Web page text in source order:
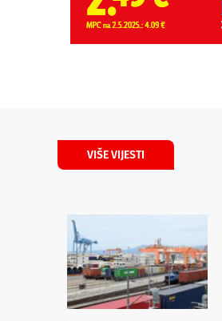
VIŠE VIJESTI